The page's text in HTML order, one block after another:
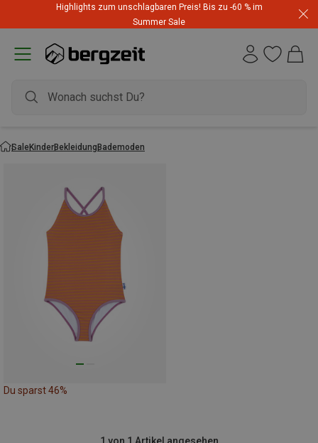
Highlights zum unschlagbaren Preis! Bis zu -60 % im
Summer Sale
SaleKinderBekleidungBademoden
Du sparst 46%